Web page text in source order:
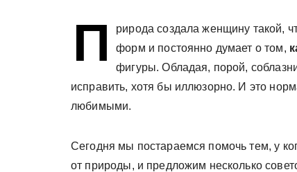
П
рирода создала женщину такой,
форм и постоянно думает о том,
фигуры. Обладая, порой,
исправить, хотя бы иллюзорно. И это
любимыми.
Сегодня мы постараемся помочь тем, у
от природы, и предложим несколько